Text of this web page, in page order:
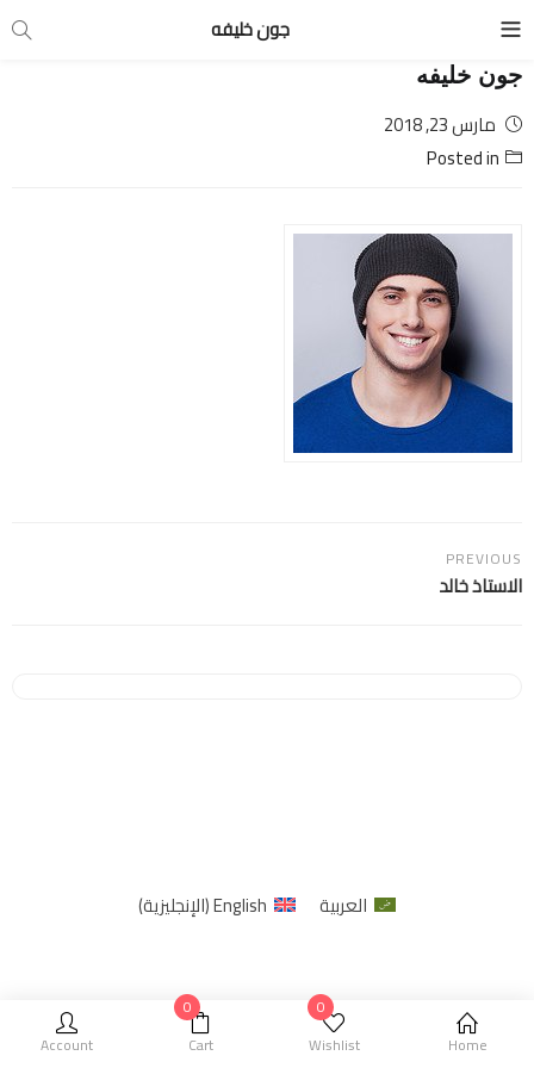
جون خليفه
Home
0
Wishlist
0
Cart
Account
جون خليفه
مارس 23, 2018
Posted in
PREVIOUS
الاستاذ خالد
العربية English
(الإنجليزية)